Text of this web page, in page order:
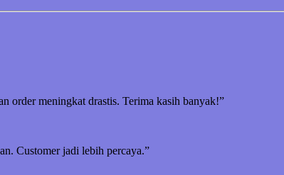
order meningkat drastis. Terima kasih banyak!”
Customer jadi lebih percaya.”